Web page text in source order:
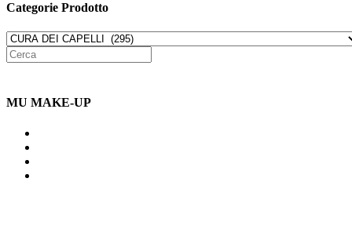
Categorie Prodotto
MU MAKE-UP